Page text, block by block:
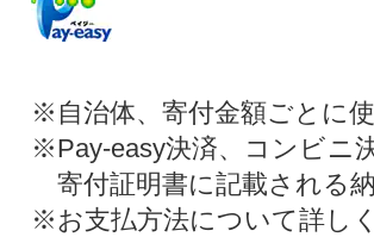
※自治体、寄付金額ごとに
※Pay-easy決済、コンビニ
寄付証明書に記載される
※お支払方法について詳し